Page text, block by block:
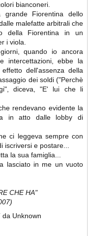
bianconeri.
Fiorentina dello
malefatte arbitrali che
della Fiorentina in un
i viola.
quando io ancora
intercettazioni, ebbe la
dell'assenza della
dei soldi ("Perchè
diceva, "E' lui che li
rendevano evidente la
in atto dalle lobby di
ci leggeva sempre con
e postare...
la sua famiglia...
lasciato in me un vuoto
CHE HA"
da Unknown